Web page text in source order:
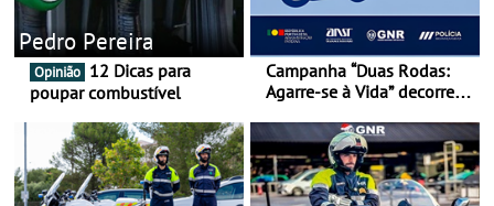
Pedro Pereira
Opinião
poupar combustível
Campanha “Duas Rodas:
Agarre-se à Vida” decorre